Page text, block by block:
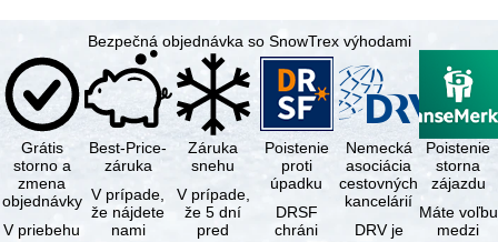
Bezpečná objednávka so SnowTrex výhodami
Grátis
storno a
zmena
objednávky
V priebehu
Best-Price-
záruka
V prípade,
že nájdete
nami
Záruka
snehu
V prípade,
že 5 dní
pred
Poistenie
proti
úpadku
DRSF
chráni
Nemecká
asociácia
cestovných
kancelárií
DRV je
Poistenie
storna
zájazdu
Máte voľbu
medzi